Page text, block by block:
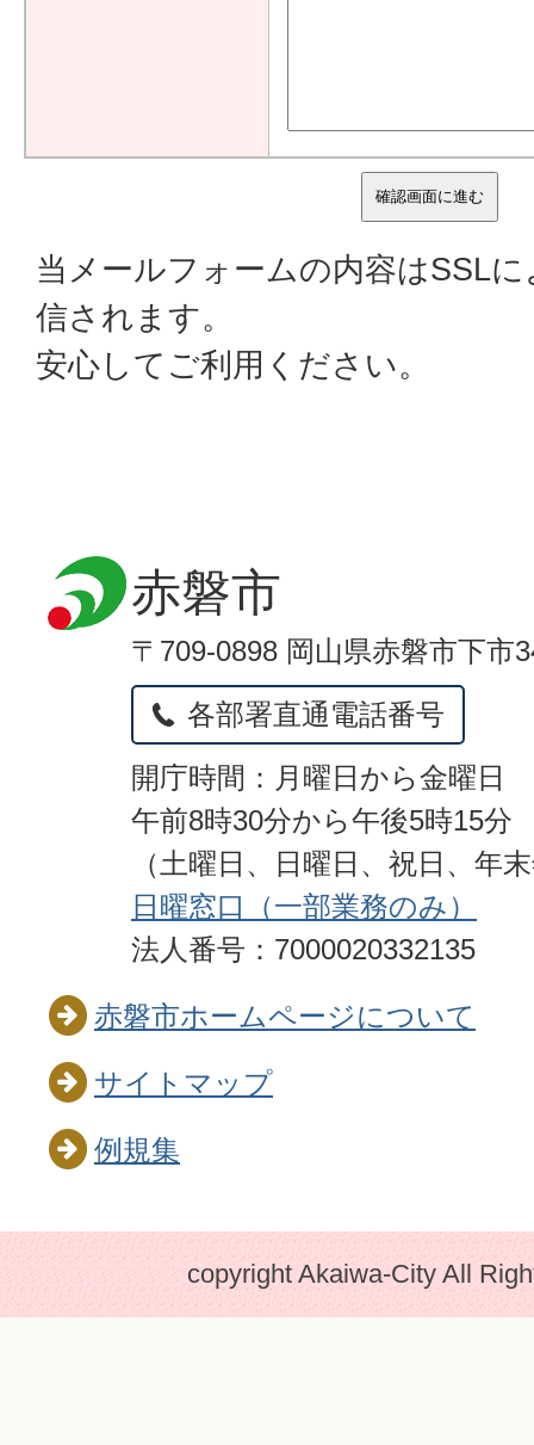
当メールフォームの内容はSSL
信されます。
安心してご利用ください。
赤磐市
〒709-0898 岡山県赤磐市下市
各部署直通電話番号
開庁時間：月曜日から金曜日
午前8時30分から午後5時15分
（土曜日、日曜日、祝日、年
日曜窓口（一部業務のみ）
法人番号：7000020332135
赤磐市ホームページについて
サイトマップ
例規集
copyright Akaiwa-City All